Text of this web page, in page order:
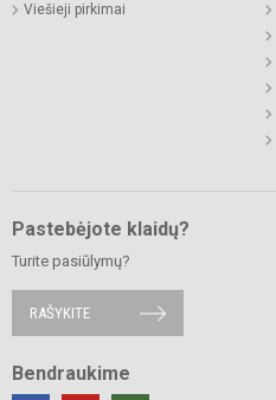
Viešieji pirkimai
Pastebėjote klaidų?
Turite pasiūlymų?
RAŠYKITE
Bendraukime